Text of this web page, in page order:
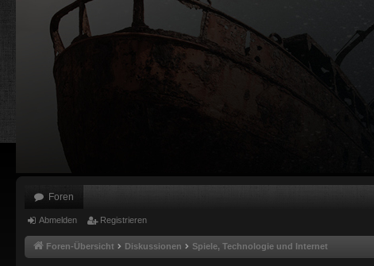
Foren
Abmelden Registrieren
Foren-Übersicht Diskussionen Spiele, Technologie und Internet